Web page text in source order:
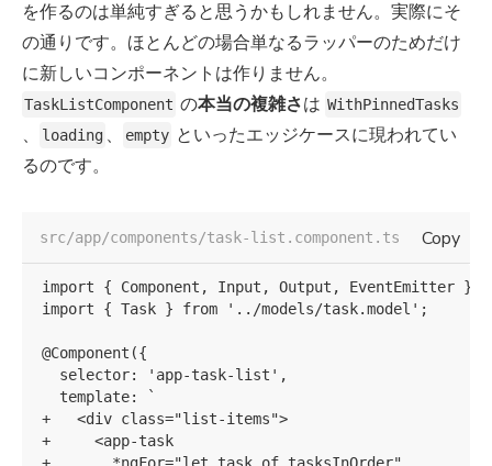
を作るのは単純すぎると思うかもしれません。実際にそ
の通りです。ほとんどの場合単なるラッパーのためだけ
に新しいコンポーネントは作りません。
TaskListComponent の本当の複雑さは WithPinnedTasks
、 loading 、 empty といったエッジケースに現われてい
るのです。
Copy
src/app/components/task-list.component.ts
import { Component, Input, Output, EventEmitter }
import { Task } from '../models/task.model';
@Component({
  selector: 'app-task-list',
  template: `
+   <div class="list-items">
+     <app-task
+       *ngFor="let task of tasksInOrder"